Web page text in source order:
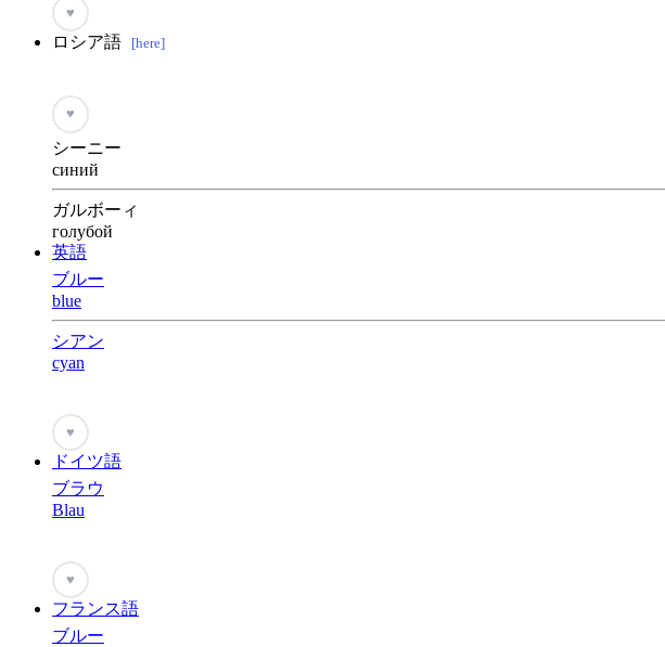
♥
ロシア語 [here]
♥
シーニー
синий
ガルボーィ
голубой
英語
ブルー
blue
シアン
cyan
♥
ドイツ語
ブラウ
Blau
♥
フランス語
ブルー